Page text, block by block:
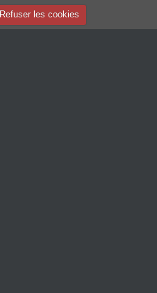
Refuser les cookies